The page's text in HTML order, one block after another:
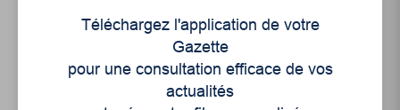
Téléchargez l'application de votre
Gazette
pour une consultation efficace de vos
actualités